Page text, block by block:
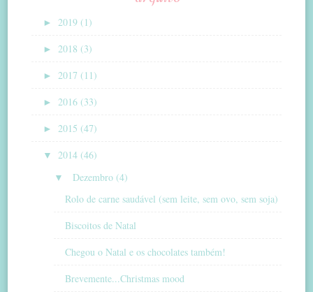
► 2019 (1)
► 2018 (3)
► 2017 (11)
► 2016 (33)
► 2015 (47)
▼ 2014 (46)
▼
Dezembro (4)
Rolo de carne saudável (sem leite, sem ovo, sem soja)
Biscoitos de Natal
Chegou o Natal e os chocolates também!
Brevemente...Christmas mood